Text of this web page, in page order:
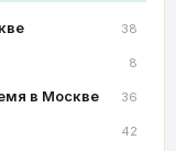
38
8
в Москве 36
42